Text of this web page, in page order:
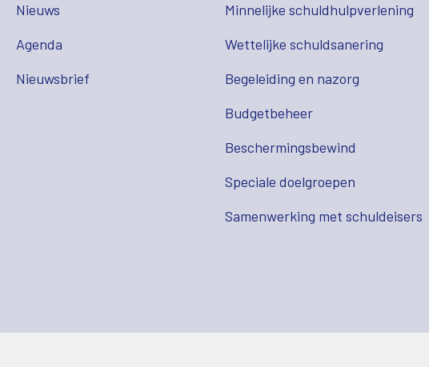
Nieuws
Agenda
Nieuwsbrief
Minnelijke schuldhulpverlening
Wettelijke schuldsanering
Begeleiding en nazorg
Budgetbeheer
Beschermingsbewind
Speciale doelgroepen
Samenwerking met schuldeisers